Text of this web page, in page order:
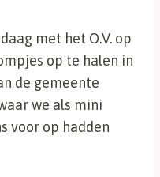
met het O.V. op
op te halen in
de gemeente
we als mini
voor op hadden